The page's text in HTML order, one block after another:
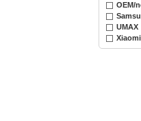
OEM/
UMAX
Xiaomi